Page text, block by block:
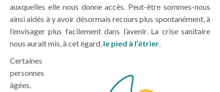
auxquelles elle nous donne accès. Peut-être sommes-nous
ainsi aidés à y avoir désormais recours plus spontanément, à
l’envisager plus facilement dans l’avenir. La crise sanitaire
nous aurait mis, à cet égard, le pied à l’étrier.
Certaines
personnes
âgées,